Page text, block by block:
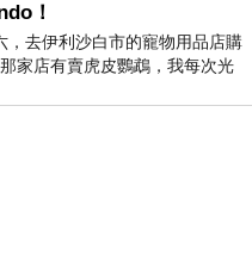
！
，去伊利沙白市的寵物用品店購
家店有賣虎皮鸚鵡，我每次光
們偶爾會引進 C